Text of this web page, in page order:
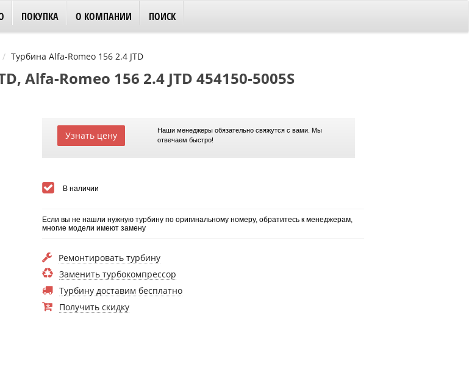
ПОКУПКА О КОМПАНИИ ПОИСК
Турбина Alfa-Romeo 156 2.4 JTD
Alfa-Romeo 156 2.4 JTD 454150-5005S
Узнать цену
Наши менеджеры обязательно свяжутся с вами. Мы
отвечаем быстро!
В наличии
Если вы не нашли нужную турбину по оригинальному номеру, обратитесь к менеджерам,
многие модели имеют замену
Ремонтировать турбину
Заменить турбокомпрессор
Турбину доставим бесплатно
Получить скидку